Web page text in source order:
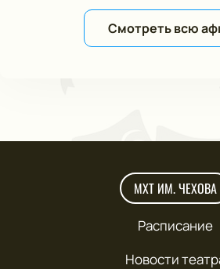
Смотреть всю
МХТ ИМ. ЧЕХОВА
Расписание
Новости